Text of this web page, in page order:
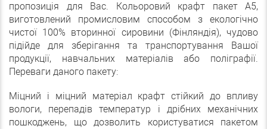
пропозиція для Вас. Кольоровий крафт пакет А5,
виготовлений промисловим способом з екологічно
чистої 100% вторинної сировини (Фінляндія), чудово
підійде для зберігання та транспортування Вашої
продукції, навчальних матеріалів або поліграфії.
Переваги даного пакету:
Міцний і міцний матеріал крафт стійкий до впливу
вологи, перепадів температур і дрібних механічних
пошкоджень, що дозволить користуватися пакетом